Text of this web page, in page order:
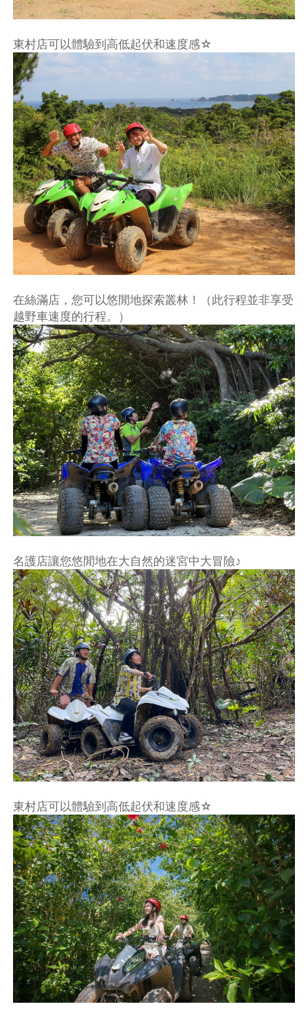
東村店可以體驗到高低起伏和速度感☆
在絲滿店，您可以悠閒地探索叢林！（此行程並非享受
越野車速度的行程。）
名護店讓您悠閒地在大自然的迷宮中大冒險♪
東村店可以體驗到高低起伏和速度感☆